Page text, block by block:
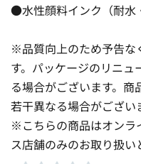
●水性顔料インク（耐水
※品質向上のため予告な
す。パッケージのリニュ
る場合がございます。商
若干異なる場合がござい
※こちらの商品はオンラ
ス店舗のみのお取り扱い